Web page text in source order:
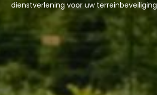
dienstverlening voor uw terreinbeveiliging